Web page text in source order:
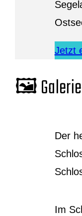
Jetzt
🖼️ Galerie
Der
Im